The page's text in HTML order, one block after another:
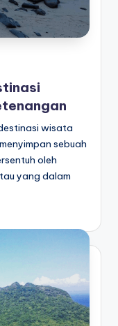
wisata
sebuah
oleh
yang dalam